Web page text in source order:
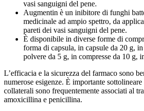
vasi sanguigni del pene.
Augmentin è un inibitore di funghi
medicinale ad ampio spettro, da
pareti dei vasi sanguigni del pene.
È disponibile in diverse forme di
forma di capsula, in capsule da 20 g,
polvere da 5 g, in compresse da 10 g,
L’efficacia e la sicurezza del farmaco sono
numerose esigenze. È importante
collaterali sono frequentemente associati al
amoxicillina e penicillina.